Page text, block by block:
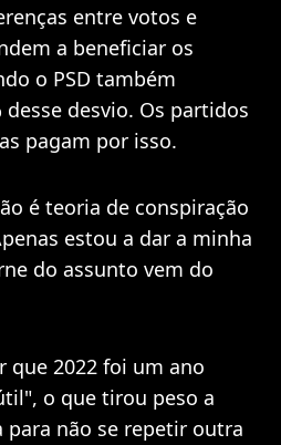
entre votos e
a beneficiar os
o PSD também
desvio. Os partidos
pagam por isso.
é teoria de conspiração
estou a dar a minha
do assunto vem do
que 2022 foi um ano
o que tirou peso a
para não se repetir outra